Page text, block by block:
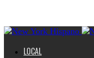
LOCAL